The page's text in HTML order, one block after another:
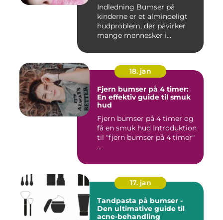
Indledning Bumser på
kinderne er et almindeligt
hudproblem, der påvirker
mange mennesker i
18. jan
Fjern bumser på 4 timer:
En effektiv guide til smuk
hud
Fjern bumser på 4 timer og
få en smuk hud Introduktion
til "fjern bumser på 4 timer"
...
17. jan
Tandpasta på bumser -
Den ultimative guide til
acne-behandling